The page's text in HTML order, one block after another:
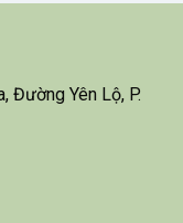
Đường Yên Lộ, P.